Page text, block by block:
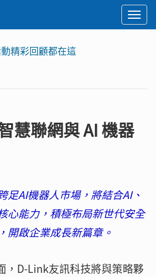
精彩回顧都在這
慧聯網與 AI 機器
足AI機器人市場，將結合AI、
心能力，積極布局新世代安全
開啟企業成長新篇章。
，D-Link友訊科技將與策略夥